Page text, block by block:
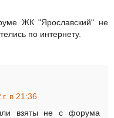
ЖК "Ярославский" не
по интернету.
г. в 21:36
взяты не с форума